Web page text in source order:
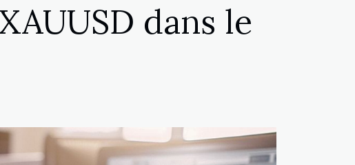
dans le